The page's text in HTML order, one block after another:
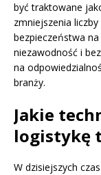
być traktowane
zmniejszenia
bezpieczeństwa
niezawodność i
na
branży.
Jakie
logistykę
W dzisiejszych